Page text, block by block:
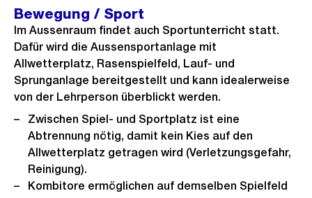
h
e
r
i
g
e
s
s
B
d
r
o
Bewegung / Sport
Im Aussenraum findet auch Sportunterricht statt.
Dafür wird die Aussensportanlage mit
Allwetterplatz, Rasenspielfeld, Lauf- und
Sprunganlage bereitgestellt und kann idealerweise
von der Lehrperson überblickt werden.
Zwischen Spiel- und Sportplatz ist eine
Abtrennung nötig, damit kein Kies auf den
Allwetterplatz getragen wird (Verletzungsgefahr,
Reinigung).
Kombitore ermöglichen auf demselben Spielfeld